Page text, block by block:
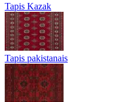
Tapis Kazak
Tapis pakistanais